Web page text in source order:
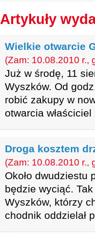
Artykuły
Wielkie otwarcie
(Zam: 10.08.2010 r.,
Już w środę, 11
Wyszków. Od
robić zakupy w
otwarcia
Droga kosztem
(Zam: 10.08.2010 r.,
Około dwudziestu
będzie wyciąć.
Wyszków, którzy
chodnik oddzielał